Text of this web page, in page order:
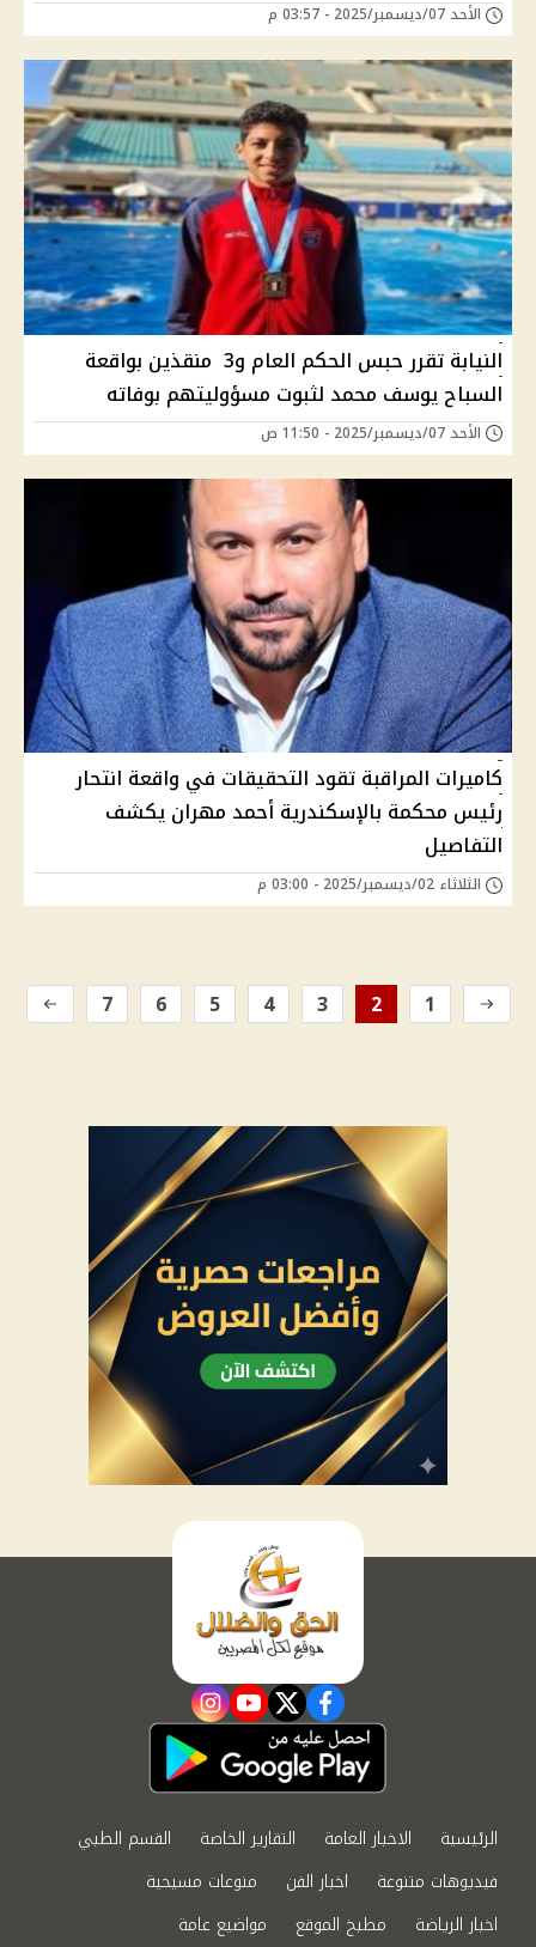
الأحد 07/ديسمبر/2025 - 03:57 م
النيابة تقرر حبس الحكم العام و3 منقذين بواقعة
السباح يوسف محمد لثبوت مسؤوليتهم بوفاته
الأحد 07/ديسمبر/2025 - 11:50 ص
كاميرات المراقبة تقود التحقيقات في واقعة انتحار
رئيس محكمة بالإسكندرية أحمد مهران يكشف
التفاصيل
الثلاثاء 02/ديسمبر/2025 - 03:00 م
1
2
3
4
5
6
7
facebook
twitter
youtube
instagram
الرئيسية الاخبار العامة التقارير الخاصة
القسم الطبي
فيديوهات متنوعة
اخبار الفن
منوعات مسيحية
اخبار الرياضة
مطبخ الموقع مواضيع عامة